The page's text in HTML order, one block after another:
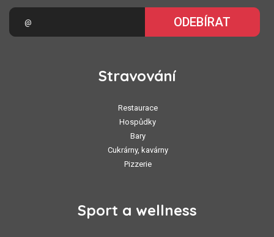
ODEBÍRAT
Stravování
Restaurace
Hospůdky
Bary
Cukrárny, kavárny
Pizzerie
Sport a wellness